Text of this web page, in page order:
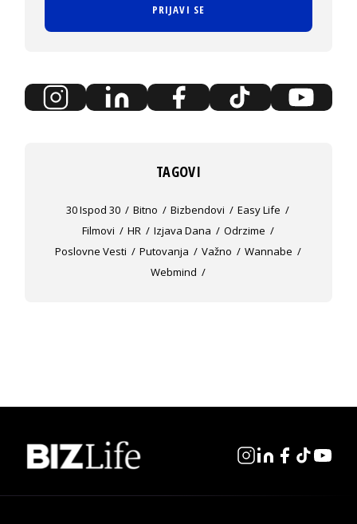
PRIJAVI SE
TAGOVI
30 Ispod 30 Bitno Bizbendovi
Easy Life
Filmovi
HR Izjava Dana
Odrzime
Poslovne Vesti
Putovanja Važno
Wannabe
Webmind